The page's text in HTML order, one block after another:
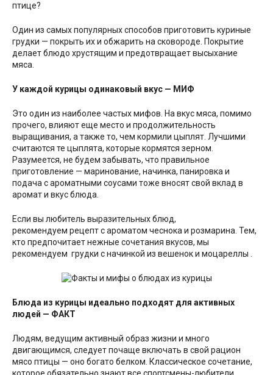
птице?
Один из самых популярных способов приготовить куриные
грудки — покрыть их и обжарить на сковороде. Покрытие
делает блюдо хрустящим и предотвращает высыхание
мяса.
У каждой курицы одинаковый вкус — МИФ
Это один из наиболее частых мифов. На вкус мяса, помимо
прочего, влияют еще место и продолжительность
выращивания, а также то, чем кормили цыплят. Лучшими
считаются те цыплята, которые кормятся зерном.
Разумеется, не будем забывать, что правильное
приготовление — маринование, начинка, панировка и
подача с ароматными соусами тоже вносят свой вклад в
аромат и вкус блюда.
Если вы любитель выразительных блюд,
рекомендуем рецепт с ароматом чеснока и розмарина. Тем,
кто предпочитает нежные сочетания вкусов, мы
рекомендуем грудки с начинкой из вешенок и моцареллы .
Блюда из курицы идеально подходят для активных
людей — ФАКТ
Людям, ведущим активный образ жизни и много
двигающимся, следует почаще включать в свой рацион
мясо птицы — оно богато белком. Классическое сочетание,